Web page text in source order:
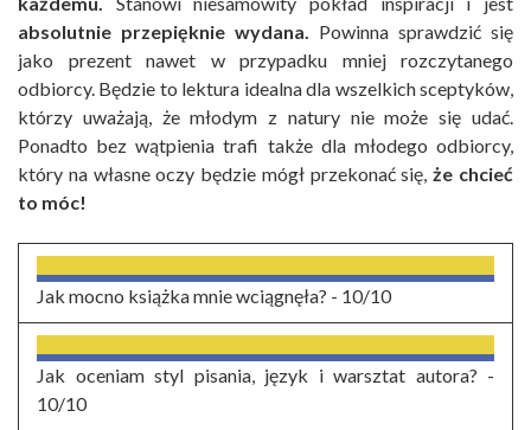
absolutnie przepięknie wydana. Powinna sprawdzić się
jako prezent nawet w przypadku mniej rozczytanego
odbiorcy. Będzie to lektura idealna dla wszelkich sceptyków,
którzy uważają, że młodym z natury nie może się udać.
Ponadto bez wątpienia trafi także dla młodego odbiorcy,
który na własne oczy będzie mógł przekonać się,że chcieć
to móc!
Jak mocno książka mnie wciągnęła? - 10/10
Jak oceniam styl pisania, język i warsztat autora? -
10/10